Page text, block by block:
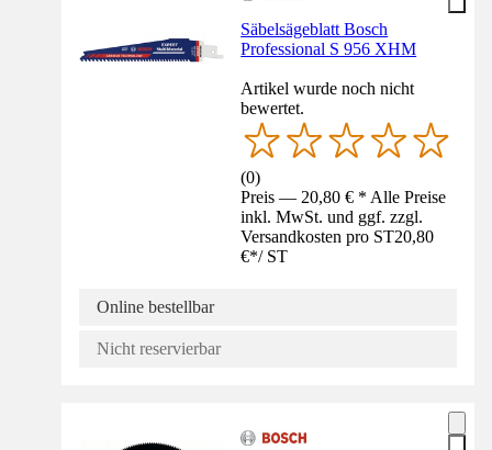
Säbelsägeblatt Bosch
Professional S 956 XHM
Artikel wurde noch nicht
bewertet.
(0)
Preis — 20,80 € * Alle Preise
inkl. MwSt. und ggf. zzgl.
Versandkosten pro ST20,80
€*/ ST
Online bestellbar
Nicht reservierbar